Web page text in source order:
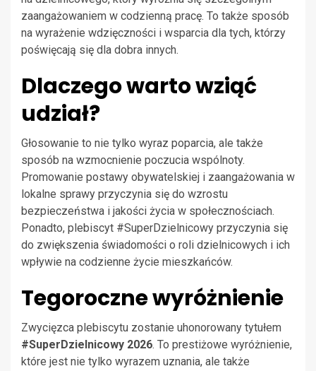
zaangażowaniem w codzienną pracę. To także sposób
na wyrażenie wdzięczności i wsparcia dla tych, którzy
poświęcają się dla dobra innych.
Dlaczego warto wziąć
udział?
Głosowanie to nie tylko wyraz poparcia, ale także
sposób na wzmocnienie poczucia wspólnoty.
Promowanie postawy obywatelskiej i zaangażowania w
lokalne sprawy przyczynia się do wzrostu
bezpieczeństwa i jakości życia w społecznościach.
Ponadto, plebiscyt #SuperDzielnicowy przyczynia się
do zwiększenia świadomości o roli dzielnicowych i ich
wpływie na codzienne życie mieszkańców.
Tegoroczne wyróżnienie
Zwycięzca plebiscytu zostanie uhonorowany tytułem
#SuperDzielnicowy 2026. To prestiżowe wyróżnienie,
które jest nie tylko wyrazem uznania, ale także